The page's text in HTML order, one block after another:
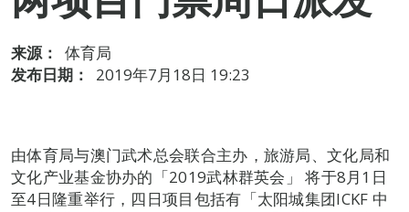
来源：
体育局
发布日期：
2019年7月18日 19:23
由体育局与澳门武术总会联合主办，旅游局、文化局和
文化产业基金协办的「2019武林群英会」 将于8月1日
至4日隆重举行，四日项目包括有「太阳城集团ICKF 中